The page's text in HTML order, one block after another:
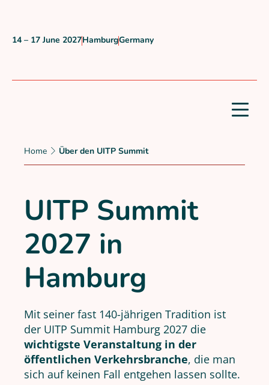
When?
14 – 17 June 2027HamburgGermany
Home Über den UITP Summit
UITP Summit
2027 in
Hamburg
Mit seiner fast 140-jährigen Tradition ist
der UITP Summit Hamburg 2027 die
wichtigste Veranstaltung in der
öffentlichen Verkehrsbranche, die man
sich auf keinen Fall entgehen lassen sollte.